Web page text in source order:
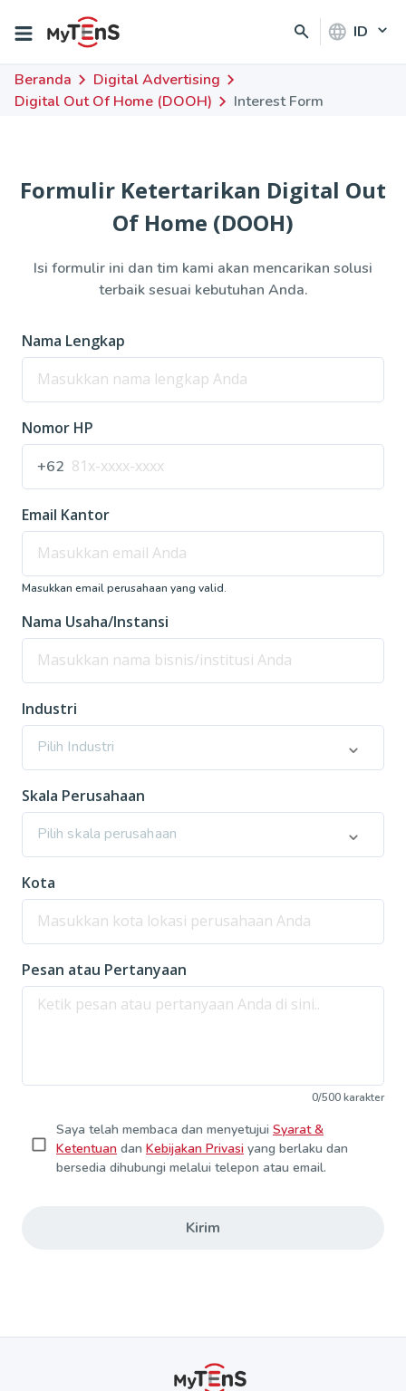
ID
Beranda
Digital Advertising
Digital Out Of Home (DOOH)
Interest Form
Formulir Ketertarikan Digital Out
Of Home (DOOH)
Isi formulir ini dan tim kami akan mencarikan solusi
terbaik sesuai kebutuhan Anda.
Nama Lengkap
Nomor HP
+62
Email Kantor
Masukkan email perusahaan yang valid.
Nama Usaha/Instansi
Industri
Pilih Industri
Skala Perusahaan
Pilih skala perusahaan
Kota
Pesan atau Pertanyaan
0/500karakter
Saya telah membaca dan menyetujui Syarat &
Ketentuan dan Kebijakan Privasi yang berlaku dan
bersedia dihubungi melalui telepon atau email.
Kirim